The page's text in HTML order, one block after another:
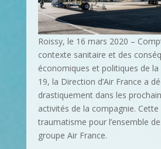
Roissy, le 16 mars 2020 –
contexte sanitaire et des
économiques et politiques de la
19, la Direction d’Air France a
drastiquement dans les
activités de la compagnie.
traumatisme pour l’ensemble
groupe Air France.